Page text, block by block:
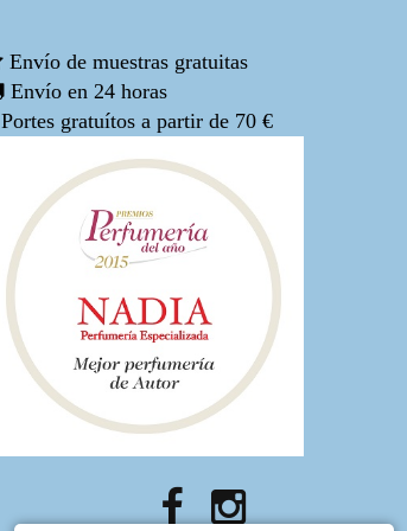
Envío de muestras gratuitas
Envío en 24 horas
Portes gratuítos a partir de 70 €